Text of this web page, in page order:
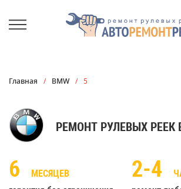
Главная / BMW / 5
РЕМОНТ РУЛЕВЫХ РЕЕК
6
МЕСЯЦЕВ
2-4